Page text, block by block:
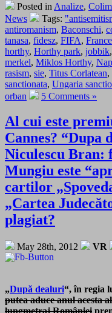
Posted in Analize,
News
Tags:
antiromanism, Baconschi,
tanasa, fidesz, FIFA,
horthy, Horthy park, jobbik,
merkel, Miklos Horthy,
rasism, sie, Titus Corlatean,
sanctionata, Ungaria
orban
5 Comments »
Al cui este
Cannes? “Dupa
Niculescu
Mungiu este
cartilor
„Cartea
plagiat?
May 28th, 2012 VR
„După dealuri“, în regia
putea aduce anul acesta